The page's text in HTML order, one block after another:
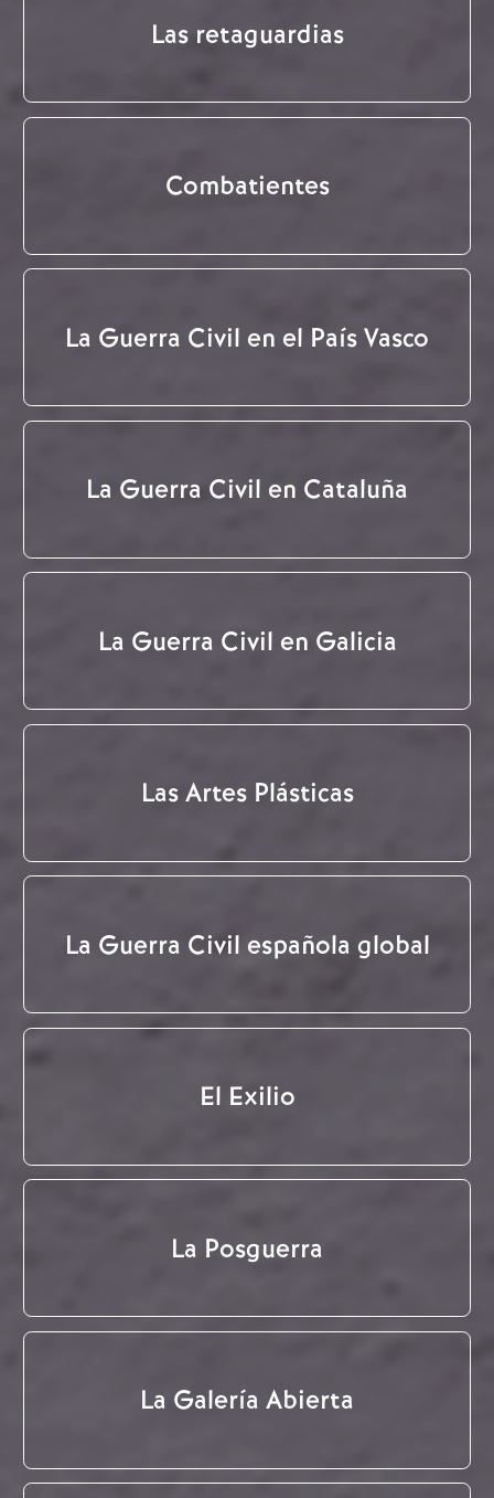
Las retaguardias
Combatientes
La Guerra Civil en el País Vasco
La Guerra Civil en Cataluña
La Guerra Civil en Galicia
Las Artes Plásticas
La Guerra Civil española global
El Exilio
La Posguerra
La Galería Abierta